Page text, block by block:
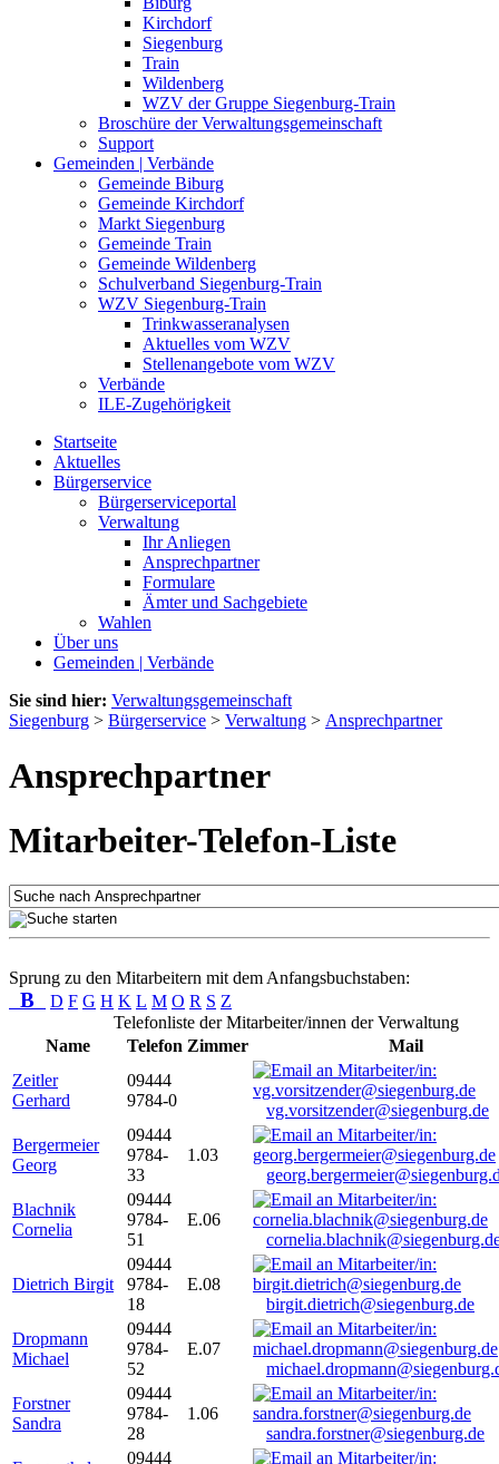
Kirchdorf
Siegenburg
Train
Wildenberg
WZV der Gruppe Siegenburg-Train
Broschüre der Verwaltungsgemeinschaft
Support
Gemeinden | Verbände
Gemeinde Biburg
Gemeinde Kirchdorf
Markt Siegenburg
Gemeinde Train
Gemeinde Wildenberg
Schulverband Siegenburg-Train
WZV Siegenburg-Train
Trinkwasseranalysen
Aktuelles vom WZV
Stellenangebote vom WZV
Verbände
ILE-Zugehörigkeit
Startseite
Aktuelles
Bürgerservice
Bürgerserviceportal
Verwaltung
Ihr Anliegen
Ansprechpartner
Formulare
Ämter und Sachgebiete
Wahlen
Über uns
Gemeinden | Verbände
Sie sind hier: Verwaltungsgemeinschaft
Siegenburg > Bürgerservice > Verwaltung > Ansprechpartner
Ansprechpartner
Mitarbeiter-Telefon-Liste
Sprung zu den Mitarbeitern mit dem Anfangsbuchstaben:
B D F G H K L M O R S Z
Telefonliste der Mitarbeiter/innen der Verwaltung
Name
Telefon Zimmer
Mail
Zeitler
Gerhard
09444
9784-0
vg.vorsitzender@siegenburg.de
Bergermeier
Georg
09444
9784-
33
1.03
Blachnik
Cornelia
09444
9784-
51
E.06
Dietrich Birgit
09444
9784-
18
E.08
birgit.dietrich@siegenburg.de
Dropmann
Michael
09444
9784-
52
E.07
Forstner
Sandra
09444
9784-
28
1.06
sandra.forstner@siegenburg.de
09444